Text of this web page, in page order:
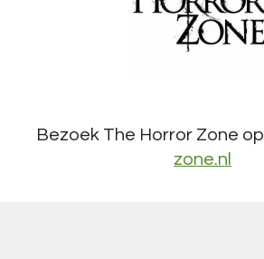
Bezoek The Horror Zone op
zone.nl